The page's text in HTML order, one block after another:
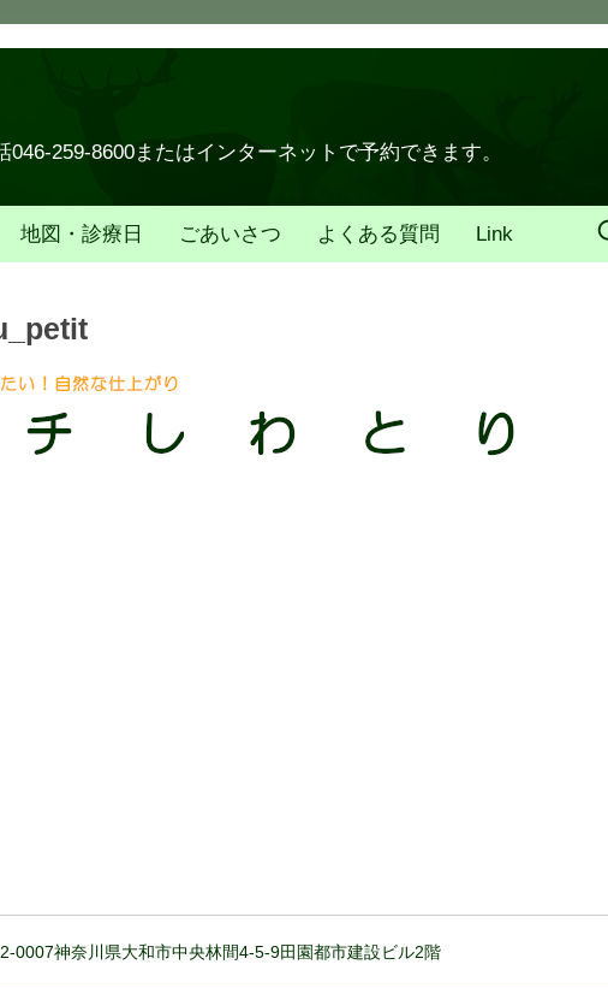
259-8600またはインターネットで予約できます。
地図・診療日 ごあいさつ よくある質問 Link
神奈川県大和市中央林間4-5-9田園都市建設ビル2階